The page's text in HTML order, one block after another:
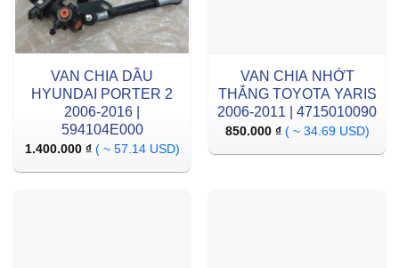
VAN CHIA DẦU
HYUNDAI PORTER 2
2006-2016 |
594104E000
1.400.000 ₫ ( ~ 57.14 USD)
VAN CHIA NHỚT
THẮNG TOYOTA YARIS
2006-2011 | 4715010090
850.000 ₫ ( ~ 34.69 USD)